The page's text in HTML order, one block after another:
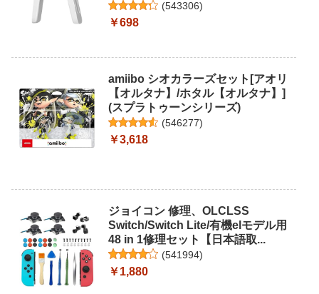
(543306)
￥698
amiibo シオカラーズセット[アオリ
【オルタナ】/ホタル【オルタナ】]
(スプラトゥーンシリーズ)
(546277)
￥3,618
ジョイコン 修理、OLCLSS
Switch/Switch Lite/有機elモデル用
48 in 1修理セット【日本語取...
(541994)
￥1,880